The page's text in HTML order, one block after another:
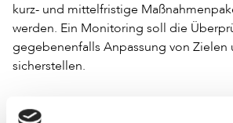
kurz- und mittelfristige
werden. Ein Monitoring soll die
gegebenenfalls Anpassung von Zielen
sicherstellen.